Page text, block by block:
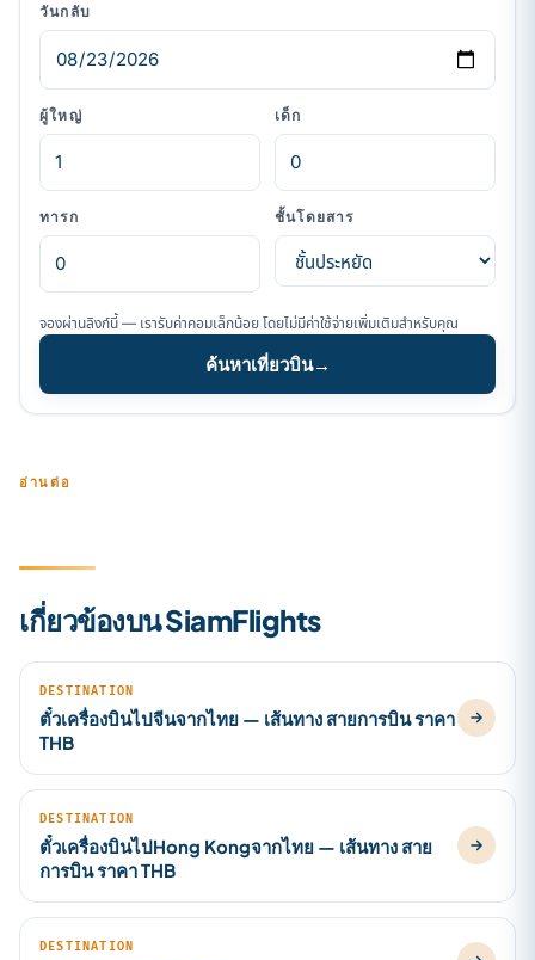
วันกลับ
ผู้ใหญ่ เด็ก
ทารก ชั้นโดยสาร
จองผ่านลิงก์นี้ — เรารับค่าคอมเล็กน้อย โดยไม่มีค่าใช้จ่ายเพิ่มเติมสำหรับคุณ
ค้นหาเที่ยวบิน→
อ่านต่อ
เกี่ยวข้องบน SiamFlights
DESTINATION
ตั๋วเครื่องบินไปจีนจากไทย — เส้นทาง สายการบิน ราคา
THB
DESTINATION
ตั๋วเครื่องบินไปHong Kongจากไทย — เส้นทาง สาย
การบิน ราคา THB
DESTINATION